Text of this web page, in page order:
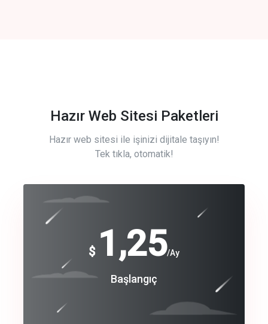
Hazır Web Sitesi Paketleri
Hazır web sitesi ile işinizi dijitale taşıyın!
Tek tıkla, otomatik!
$ 1,25/Ay
Başlangıç
Free
Basic